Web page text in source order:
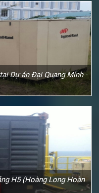
Dự án Đại Quang Minh -
H5 (Hoàng Long Hoàn